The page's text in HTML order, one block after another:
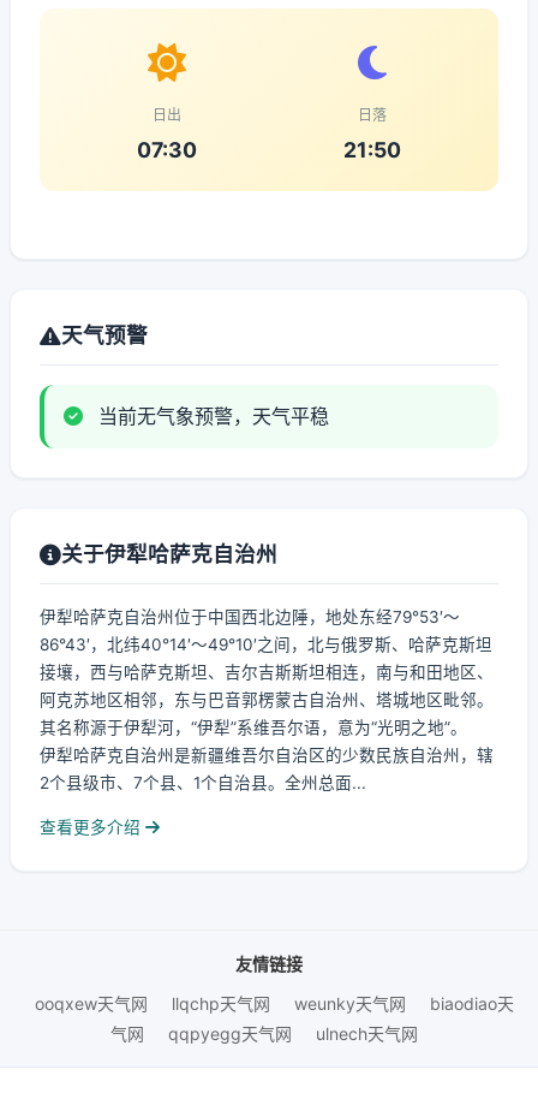
日出
07:30
日落
21:50
天气预警
当前无气象预警，天气平稳
关于伊犁哈萨克自治州
伊犁哈萨克自治州位于中国西北边陲，地处东经79°53′～
86°43′，北纬40°14′～49°10′之间，北与俄罗斯、哈萨克斯坦
接壤，西与哈萨克斯坦、吉尔吉斯斯坦相连，南与和田地区、
阿克苏地区相邻，东与巴音郭楞蒙古自治州、塔城地区毗邻。
其名称源于伊犁河，“伊犁”系维吾尔语，意为“光明之地”。
伊犁哈萨克自治州是新疆维吾尔自治区的少数民族自治州，辖
2个县级市、7个县、1个自治县。全州总面...
查看更多介绍
友情链接
ooqxew天气网
llqchp天气网 weunky天气网
biaodiao天
气网
qqpyegg天气网 ulnech天气网